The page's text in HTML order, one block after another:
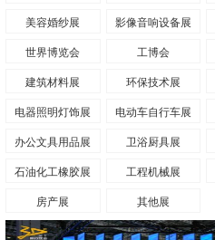
美容婚纱展
影像音响设备展
世界博览会
工博会
建筑材料展
环保技术展
电器照明灯饰展
电动车自行车展
办公文具用品展
卫浴厨具展
石油化工橡胶展
工程机械展
房产展
其他展